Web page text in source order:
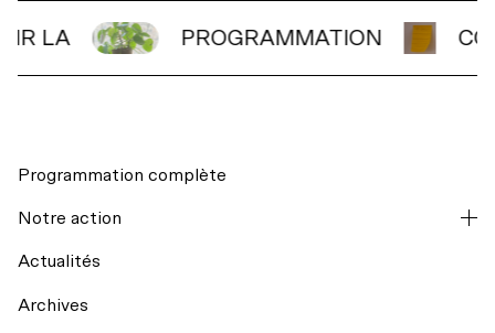
LA PROGRAMMATION
Programmation complète
Notre action
Actualités
Archives